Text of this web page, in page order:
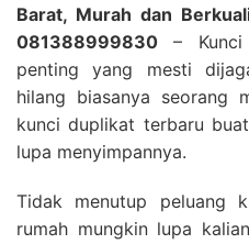
Barat, Murah dan
081388999830 – Kunci
penting yang mesti
hilang biasanya seorang
kunci duplikat terbaru
lupa menyimpannya.
Tidak menutup peluang
rumah mungkin lupa